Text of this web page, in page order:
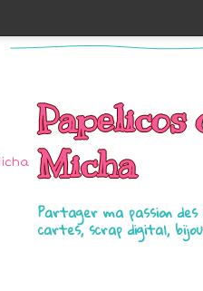
Papelicos
Micha
Partager ma passion
cartes, scrap digital,